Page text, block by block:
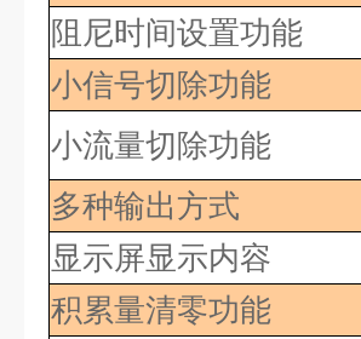
阻尼时间设置功能
小信号切除功能
小流量切除功能
多种输出方式
显示屏显示内容
积累量清零功能